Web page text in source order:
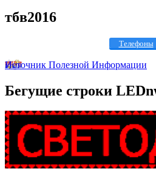
тбв2016
Телефоны
Источник Полезной Информации
Бегущие строки